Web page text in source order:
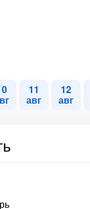
11
авг
12
авг